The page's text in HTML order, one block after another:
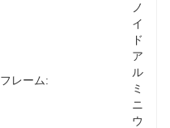
フレーム:
ノ
イ
ド
ア
ル
ミ
ニ
ウ